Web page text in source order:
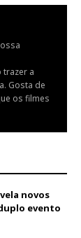
trazer a
Gosta de
os filmes
novos
evento